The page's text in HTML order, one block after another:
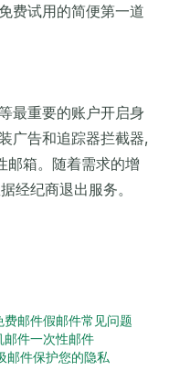
费试用的简便第一道
最重要的账户开启身
广告和追踪器拦截器,
邮箱。随着需求的增
经纪商退出服务。
费邮件假邮件常见问题
邮件一次性邮件
邮件保护您的隐私